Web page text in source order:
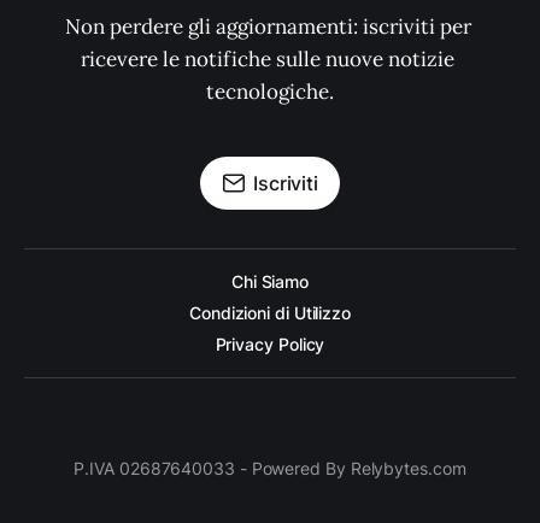
Non perdere gli aggiornamenti: iscriviti per
ricevere le notifiche sulle nuove notizie
tecnologiche.
Iscriviti
Chi Siamo
Condizioni di Utilizzo
Privacy Policy
P.IVA 02687640033 - Powered By Relybytes.com